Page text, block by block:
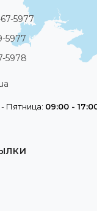
5977
5977
5978
Пятница: 09:00 -